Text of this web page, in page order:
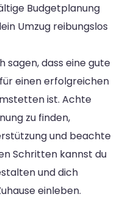
Budgetplanung
Umzug reibungslos
sagen, dass eine gute
einen erfolgreichen
ist. Achte
zu finden,
und beachte
Schritten kannst du
und dich
einleben.